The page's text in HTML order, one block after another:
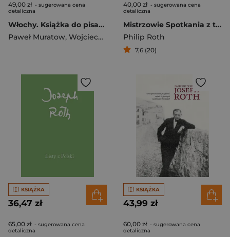
49,00 zł - sugerowana cena
detaliczna
Włochy. Książka do pisania
Paweł Muratow, Wojciech Plewiński
40,00 zł - sugerowana cena
detaliczna
Mistrzowie Spotkania z twórcami
Philip Roth
7,6 (20)
KSIĄŻKA
36,47 zł
65,00 zł - sugerowana cena
detaliczna
KSIĄŻKA
43,99 zł
60,00 zł - sugerowana cena
detaliczna